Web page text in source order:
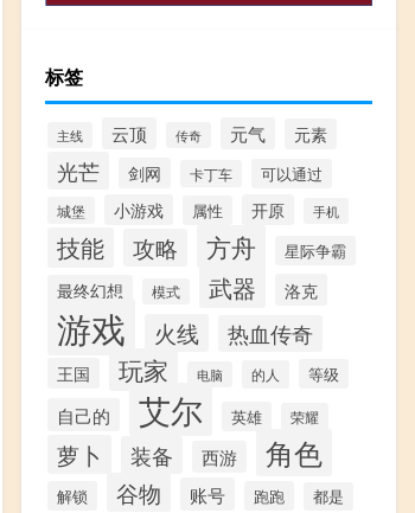
标签
主线 云顶 传奇 元气 元素
光芒 剑网 卡丁车 可以通过
城堡 小游戏 属性 开原 手机
技能 攻略 方舟 星际争霸
最终幻想 模式 武器 洛克
游戏 火线 热血传奇
王国 玩家 电脑 的人 等级
自己的 艾尔 英雄 荣耀
萝卜 装备 西游 角色
解锁 谷物 账号 跑跑 都是